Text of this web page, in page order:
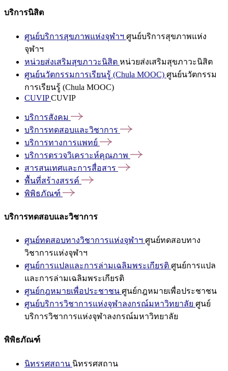
บริการนิสิต
ศูนย์บริการสุขภาพแห่งจุฬาฯ ศูนย์บริการสุขภาพแห่ง
จุฬาฯ
หน่วยส่งเสริมสุขภาวะนิสิต หน่วยส่งเสริมสุขภาวะนิสิต
ศูนย์นวัตกรรมการเรียนรู้ (Chula MOOC) ศูนย์นวัตกรรม
การเรียนรู้ (Chula MOOC)
CUVIPCUVIP
บริการสังคม
บริการทดสอบและวิชาการ
บริการทางการแพทย์
บริการตรวจวิเคราะห์คุณภาพ
สารสนเทศและการสื่อสาร
พื้นที่สร้างสรรค์
พิพิธภัณฑ์
บริการทดสอบและวิชาการ
ศูนย์ทดสอบทางวิชาการแห่งจุฬาฯ ศูนย์ทดสอบทาง
วิชาการแห่งจุฬาฯ
ศูนย์การแปลและการล่ามเฉลิมพระเกียรติ ศูนย์การแปล
และการล่ามเฉลิมพระเกียรติ
ศูนย์กฎหมายเพื่อประชาชน ศูนย์กฎหมายเพื่อประชาชน
ศูนย์บริการวิชาการแห่งจุฬาลงกรณ์มหาวิทยาลัย ศูนย์
บริการวิชาการแห่งจุฬาลงกรณ์มหาวิทยาลัย
พิพิธภัณฑ์
นิทรรศสถาน นิทรรศสถาน